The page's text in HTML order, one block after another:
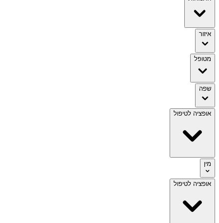
איזור
מטופל
שפה
אופציה לטיפול
מין
אופציה לטיפול